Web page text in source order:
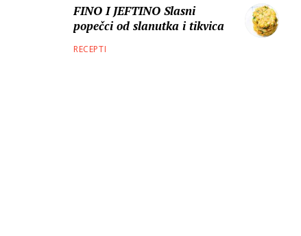
FINO I JEFTINO Slasni
popečci od slanutka i tikvica
RECEPTI